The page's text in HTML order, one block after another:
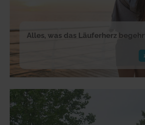
Alles, was das Läuferherz